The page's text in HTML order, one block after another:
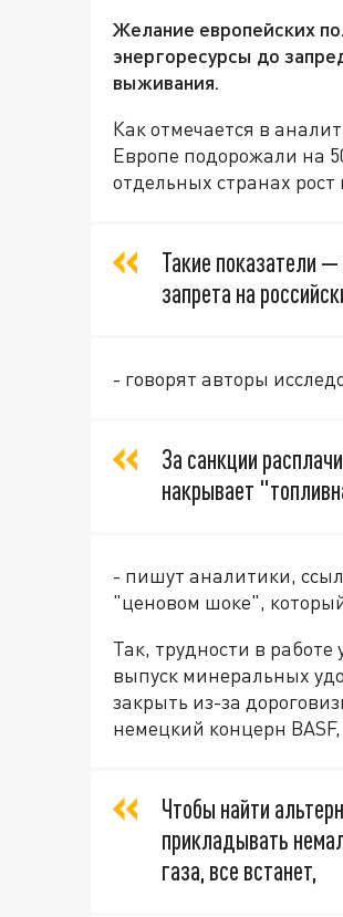
Желание европейских
энергоресурсы до
выживания.
Как отмечается в
Европе подорожали на
отдельных странах рост
Такие показатели
запрета на
- говорят авторы
За санкции
накрывает
- пишут аналитики,
"ценовом шоке",
Так, трудности в
выпуск минеральных
закрыть из-за
немецкий концерн
Чтобы найти
прикладывать
газа, все встанет,